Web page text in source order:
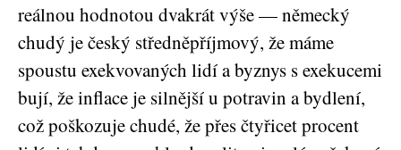
reálnou hodnotou dvakrát výše — německý
chudý je český středněpříjmový, že máme
spoustu exekvovaných lidí a byznys s exekucemi
bují, že inflace je silnější u potravin a bydlení,
což poškozuje chudé, že přes čtyřicet procent